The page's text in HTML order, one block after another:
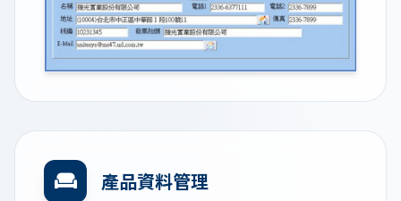
產品資料管理